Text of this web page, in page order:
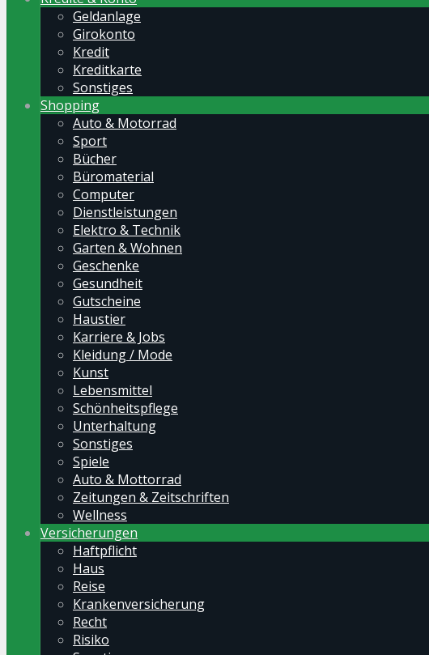
Geldanlage
Girokonto
Kredit
Kreditkarte
Sonstiges
Shopping
Auto & Motorrad
Sport
Bücher
Büromaterial
Computer
Dienstleistungen
Elektro & Technik
Garten & Wohnen
Geschenke
Gesundheit
Gutscheine
Haustier
Karriere & Jobs
Kleidung / Mode
Kunst
Lebensmittel
Schönheitspflege
Unterhaltung
Sonstiges
Spiele
Auto & Mottorrad
Zeitungen & Zeitschriften
Wellness
Versicherungen
Haftpflicht
Haus
Reise
Krankenversicherung
Recht
Risiko